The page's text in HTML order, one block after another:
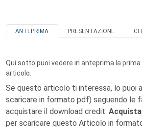
ANTEPRIMA PRESENTAZIONE
Qui sotto puoi vedere in anteprima la
articolo.
Se questo articolo ti interessa, lo puoi
scaricare in formato pdf) seguendo le
acquistare il download credit.
per scaricare questo Articolo in